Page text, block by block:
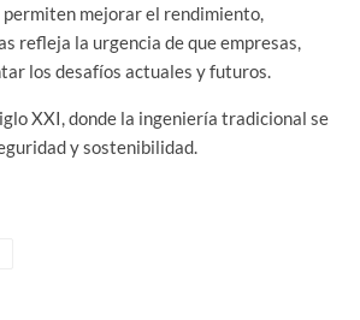
permiten mejorar el rendimiento,
refleja la urgencia de que empresas,
los desafíos actuales y futuros.
XXI, donde la ingeniería tradicional se
y sostenibilidad.